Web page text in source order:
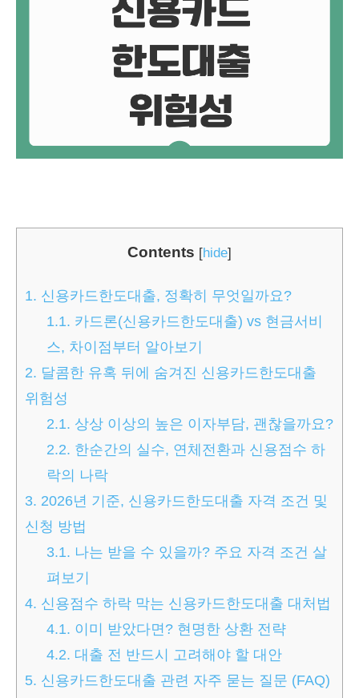
Contents [hide]
1. 신용카드한도대출, 정확히 무엇일까요?
1.1. 카드론(신용카드한도대출) vs 현금서비
스, 차이점부터 알아보기
2. 달콤한 유혹 뒤에 숨겨진 신용카드한도대출
위험성
2.1. 상상 이상의 높은 이자부담, 괜찮을까요?
2.2. 한순간의 실수, 연체전환과 신용점수 하
락의 나락
3. 2026년 기준, 신용카드한도대출 자격 조건 및
신청 방법
3.1. 나는 받을 수 있을까? 주요 자격 조건 살
펴보기
4. 신용점수 하락 막는 신용카드한도대출 대처법
4.1. 이미 받았다면? 현명한 상환 전략
4.2. 대출 전 반드시 고려해야 할 대안
5. 신용카드한도대출 관련 자주 묻는 질문 (FAQ)